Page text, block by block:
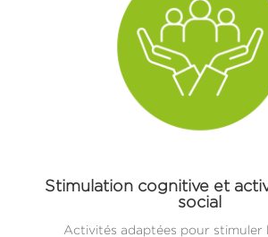
Stimulation cognitive et
social
Activités adaptées pour stimuler